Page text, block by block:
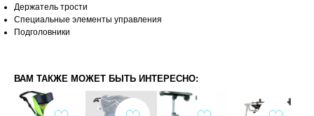
Держатель трости
Специальные элементы управления
Подголовники
ВАМ ТАКЖЕ МОЖЕТ БЫТЬ ИНТЕРЕСНО: